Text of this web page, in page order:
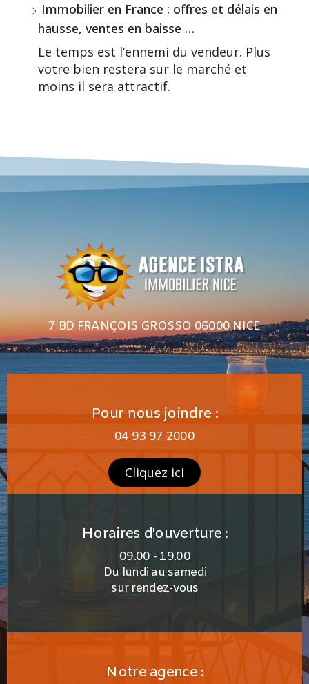
Immobilier en France : offres et délais en
hausse, ventes en baisse …
Le temps est l’ennemi du vendeur. Plus
votre bien restera sur le marché et
moins il sera attractif.
7 BD FRANÇOIS GROSSO 06000 NICE
Pour nous joindre :
04 93 97 2000
Cliquez ici
Horaires d'ouverture :
09.00 - 19.00
Du lundi au samedi
sur rendez-vous
Notre agence :